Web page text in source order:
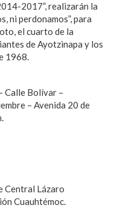
2017”, realizarán la
ni perdonamos”, para
el cuarto de la
de Ayotzinapa y los
1968.
Calle Bolívar –
– Avenida 20 de
Central Lázaro
Cuauhtémoc.